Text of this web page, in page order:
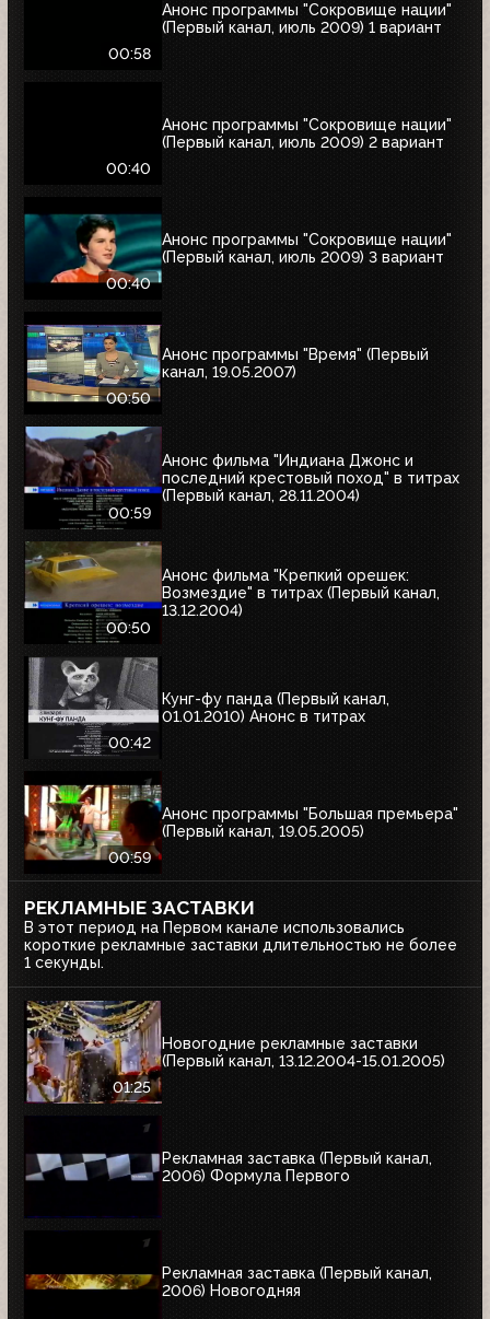
00:58
Анонс программы "Сокровище нации"
(Первый канал, июль 2009) 1 вариант
00:40
Анонс программы "Сокровище нации"
(Первый канал, июль 2009) 2 вариант
00:40
Анонс программы "Сокровище нации"
(Первый канал, июль 2009) 3 вариант
00:50
Анонс программы "Время" (Первый
канал, 19.05.2007)
00:59
Анонс фильма "Индиана Джонс и
последний крестовый поход" в титрах
(Первый канал, 28.11.2004)
00:50
Анонс фильма "Крепкий орешек:
Возмездие" в титрах (Первый канал,
13.12.2004)
00:42
Кунг-фу панда (Первый канал,
01.01.2010) Анонс в титрах
00:59
Анонс программы "Большая премьера"
(Первый канал, 19.05.2005)
РЕКЛАМНЫЕ ЗАСТАВКИ
В этот период на Первом канале использовались
короткие рекламные заставки длительностью не более
1 секунды.
01:25
Новогодние рекламные заставки
(Первый канал, 13.12.2004-15.01.2005)
Рекламная заставка (Первый канал,
2006) Формула Первого
Рекламная заставка (Первый канал,
2006) Новогодняя